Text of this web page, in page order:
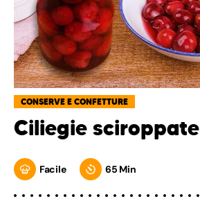
CONSERVE E CONFETTURE
Ciliegie sciroppate
Facile 65 Min